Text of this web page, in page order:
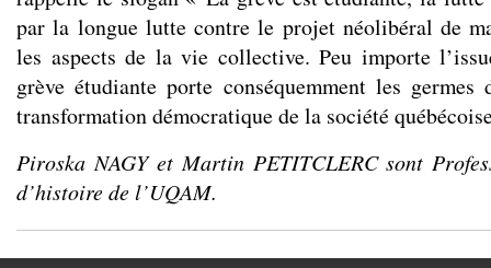
par la longue lutte contre le projet néolibéral de
les aspects de la vie collective. Peu importe
grève étudiante porte conséquemment les
transformation démocratique de la société
Piroska NAGY et Martin PETITCLERC sont
d’histoire de l’UQAM.